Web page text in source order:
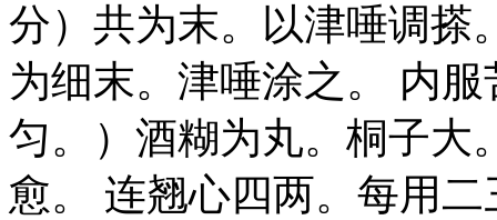
分）共为末。以津唾调搽
为细末。津唾涂之。 内
匀。）酒糊为丸。桐子大
愈。 连翘心四两。每用